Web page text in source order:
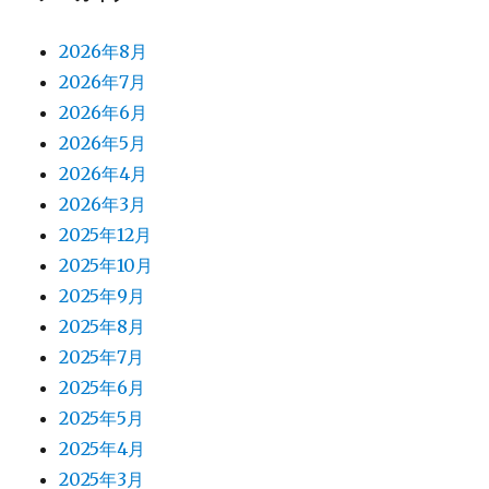
2026年8月
2026年7月
2026年6月
2026年5月
2026年4月
2026年3月
2025年12月
2025年10月
2025年9月
2025年8月
2025年7月
2025年6月
2025年5月
2025年4月
2025年3月